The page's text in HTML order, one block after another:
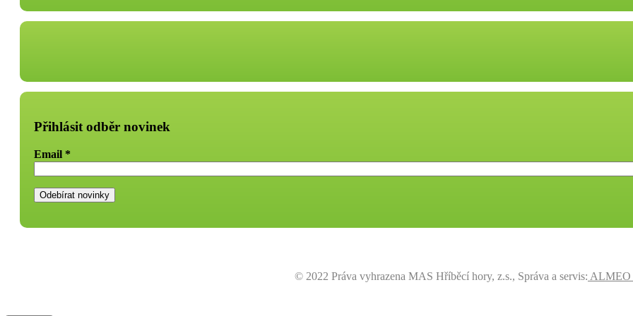
Přihlásit odběr novinek
Email *
© 2022 Práva vyhrazena MAS Hříběcí hory, z.s., Správa a servis: ALMEO